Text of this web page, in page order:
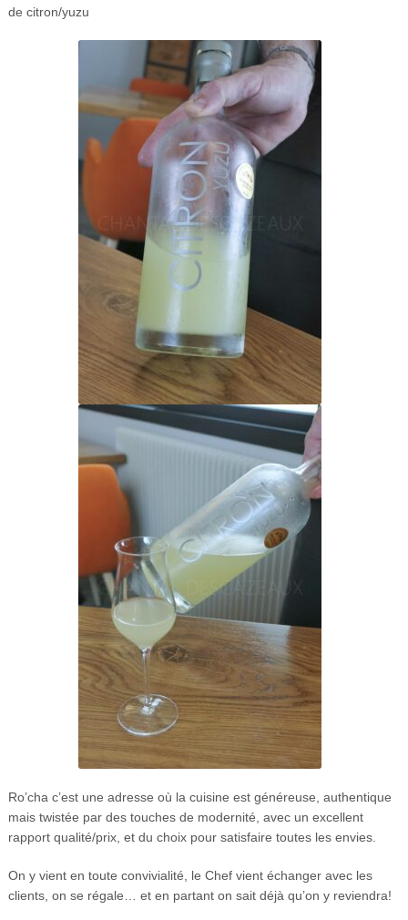
de citron/yuzu
Ro’cha c’est une adresse où la cuisine est généreuse, authentique
mais twistée par des touches de modernité, avec un excellent
rapport qualité/prix, et du choix pour satisfaire toutes les envies.
On y vient en toute convivialité, le Chef vient échanger avec les
clients, on se régale… et en partant on sait déjà qu’on y reviendra!